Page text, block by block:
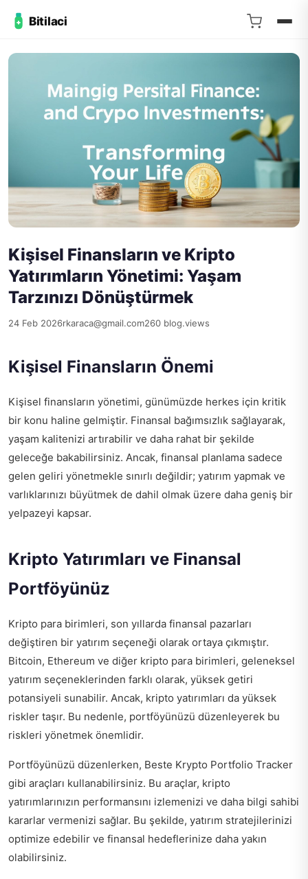
Bitilaci
Kişisel Finansların ve Kripto
Yatırımların Yönetimi: Yaşam
Tarzınızı Dönüştürmek
24 Feb 2026rkaraca@gmail.com260 blog.views
Kişisel Finansların Önemi
Kişisel finansların yönetimi, günümüzde herkes için kritik
bir konu haline gelmiştir. Finansal bağımsızlık sağlayarak,
yaşam kalitenizi artırabilir ve daha rahat bir şekilde
geleceğe bakabilirsiniz. Ancak, finansal planlama sadece
gelen geliri yönetmekle sınırlı değildir; yatırım yapmak ve
varlıklarınızı büyütmek de dahil olmak üzere daha geniş bir
yelpazeyi kapsar.
Kripto Yatırımları ve Finansal
Portföyünüz
Kripto para birimleri, son yıllarda finansal pazarları
değiştiren bir yatırım seçeneği olarak ortaya çıkmıştır.
Bitcoin, Ethereum ve diğer kripto para birimleri, geleneksel
yatırım seçeneklerinden farklı olarak, yüksek getiri
potansiyeli sunabilir. Ancak, kripto yatırımları da yüksek
riskler taşır. Bu nedenle, portföyünüzü düzenleyerek bu
riskleri yönetmek önemlidir.
Portföyünüzü düzenlerken, Beste Krypto Portfolio Tracker
gibi araçları kullanabilirsiniz. Bu araçlar, kripto
yatırımlarınızın performansını izlemenizi ve daha bilgi sahibi
kararlar vermenizi sağlar. Bu şekilde, yatırım stratejilerinizi
optimize edebilir ve finansal hedeflerinize daha yakın
olabilirsiniz.